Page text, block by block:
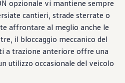
van Volkswagen
dei veicoli
opzionale vi mantiene sempre
cantieri, strade sterrate o
affrontare al meglio anche le
il bloccaggio meccanico del
a trazione anteriore offre una
utilizzo occasionale del veicolo